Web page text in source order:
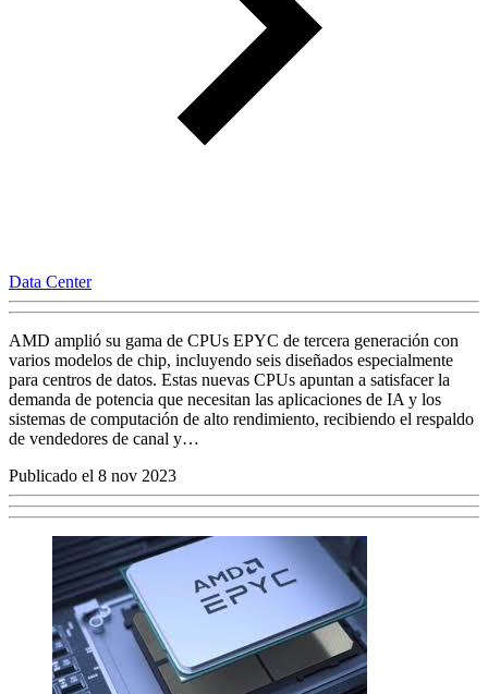
Data Center
AMD amplió su gama de CPUs EPYC de tercera generación con
varios modelos de chip, incluyendo seis diseñados especialmente
para centros de datos. Estas nuevas CPUs apuntan a satisfacer la
demanda de potencia que necesitan las aplicaciones de IA y los
sistemas de computación de alto rendimiento, recibiendo el respaldo
de vendedores de canal y…
Publicado el 8 nov 2023